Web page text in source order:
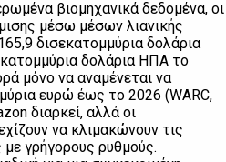
βιομηχανικά δεδομένα, οι
μέσω μέσων λιανικής
δισεκατομμύρια δολάρια
δολάρια ΗΠΑ το
μόνο να αναμένεται να
ευρώ έως το 2026 (WARC,
διαρκεί, αλλά οι
να κλιμακώνουν τις
γρήγορους ρυθμούς.